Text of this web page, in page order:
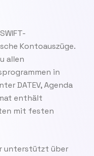
Kontoauszüge.
allen
in
DATEV, Agenda
enthält
mit festen
unterstützt über